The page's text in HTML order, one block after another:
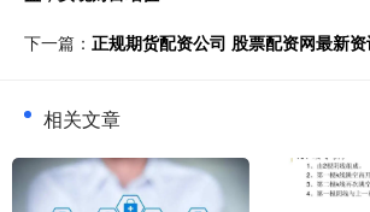
下一篇： 正规期货配资公司 股票配资网最新
相关文章